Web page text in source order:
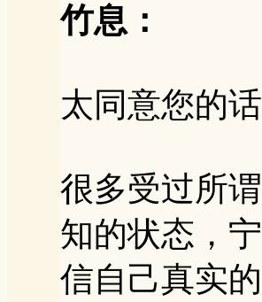
竹息：
太同意您的话
很多受过所
知的状态，
信自己真实